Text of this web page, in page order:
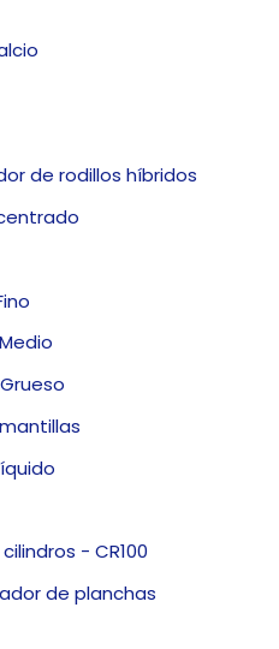
de rodillos híbridos
- CR100
de planchas